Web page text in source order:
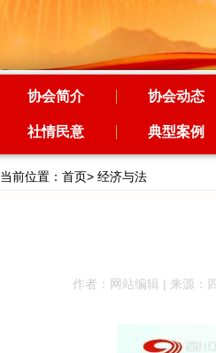
协会简介 协会动态
社情民意 典型案例
当前位置： 首页> 经济与法
作者：网站编辑 | 来源：